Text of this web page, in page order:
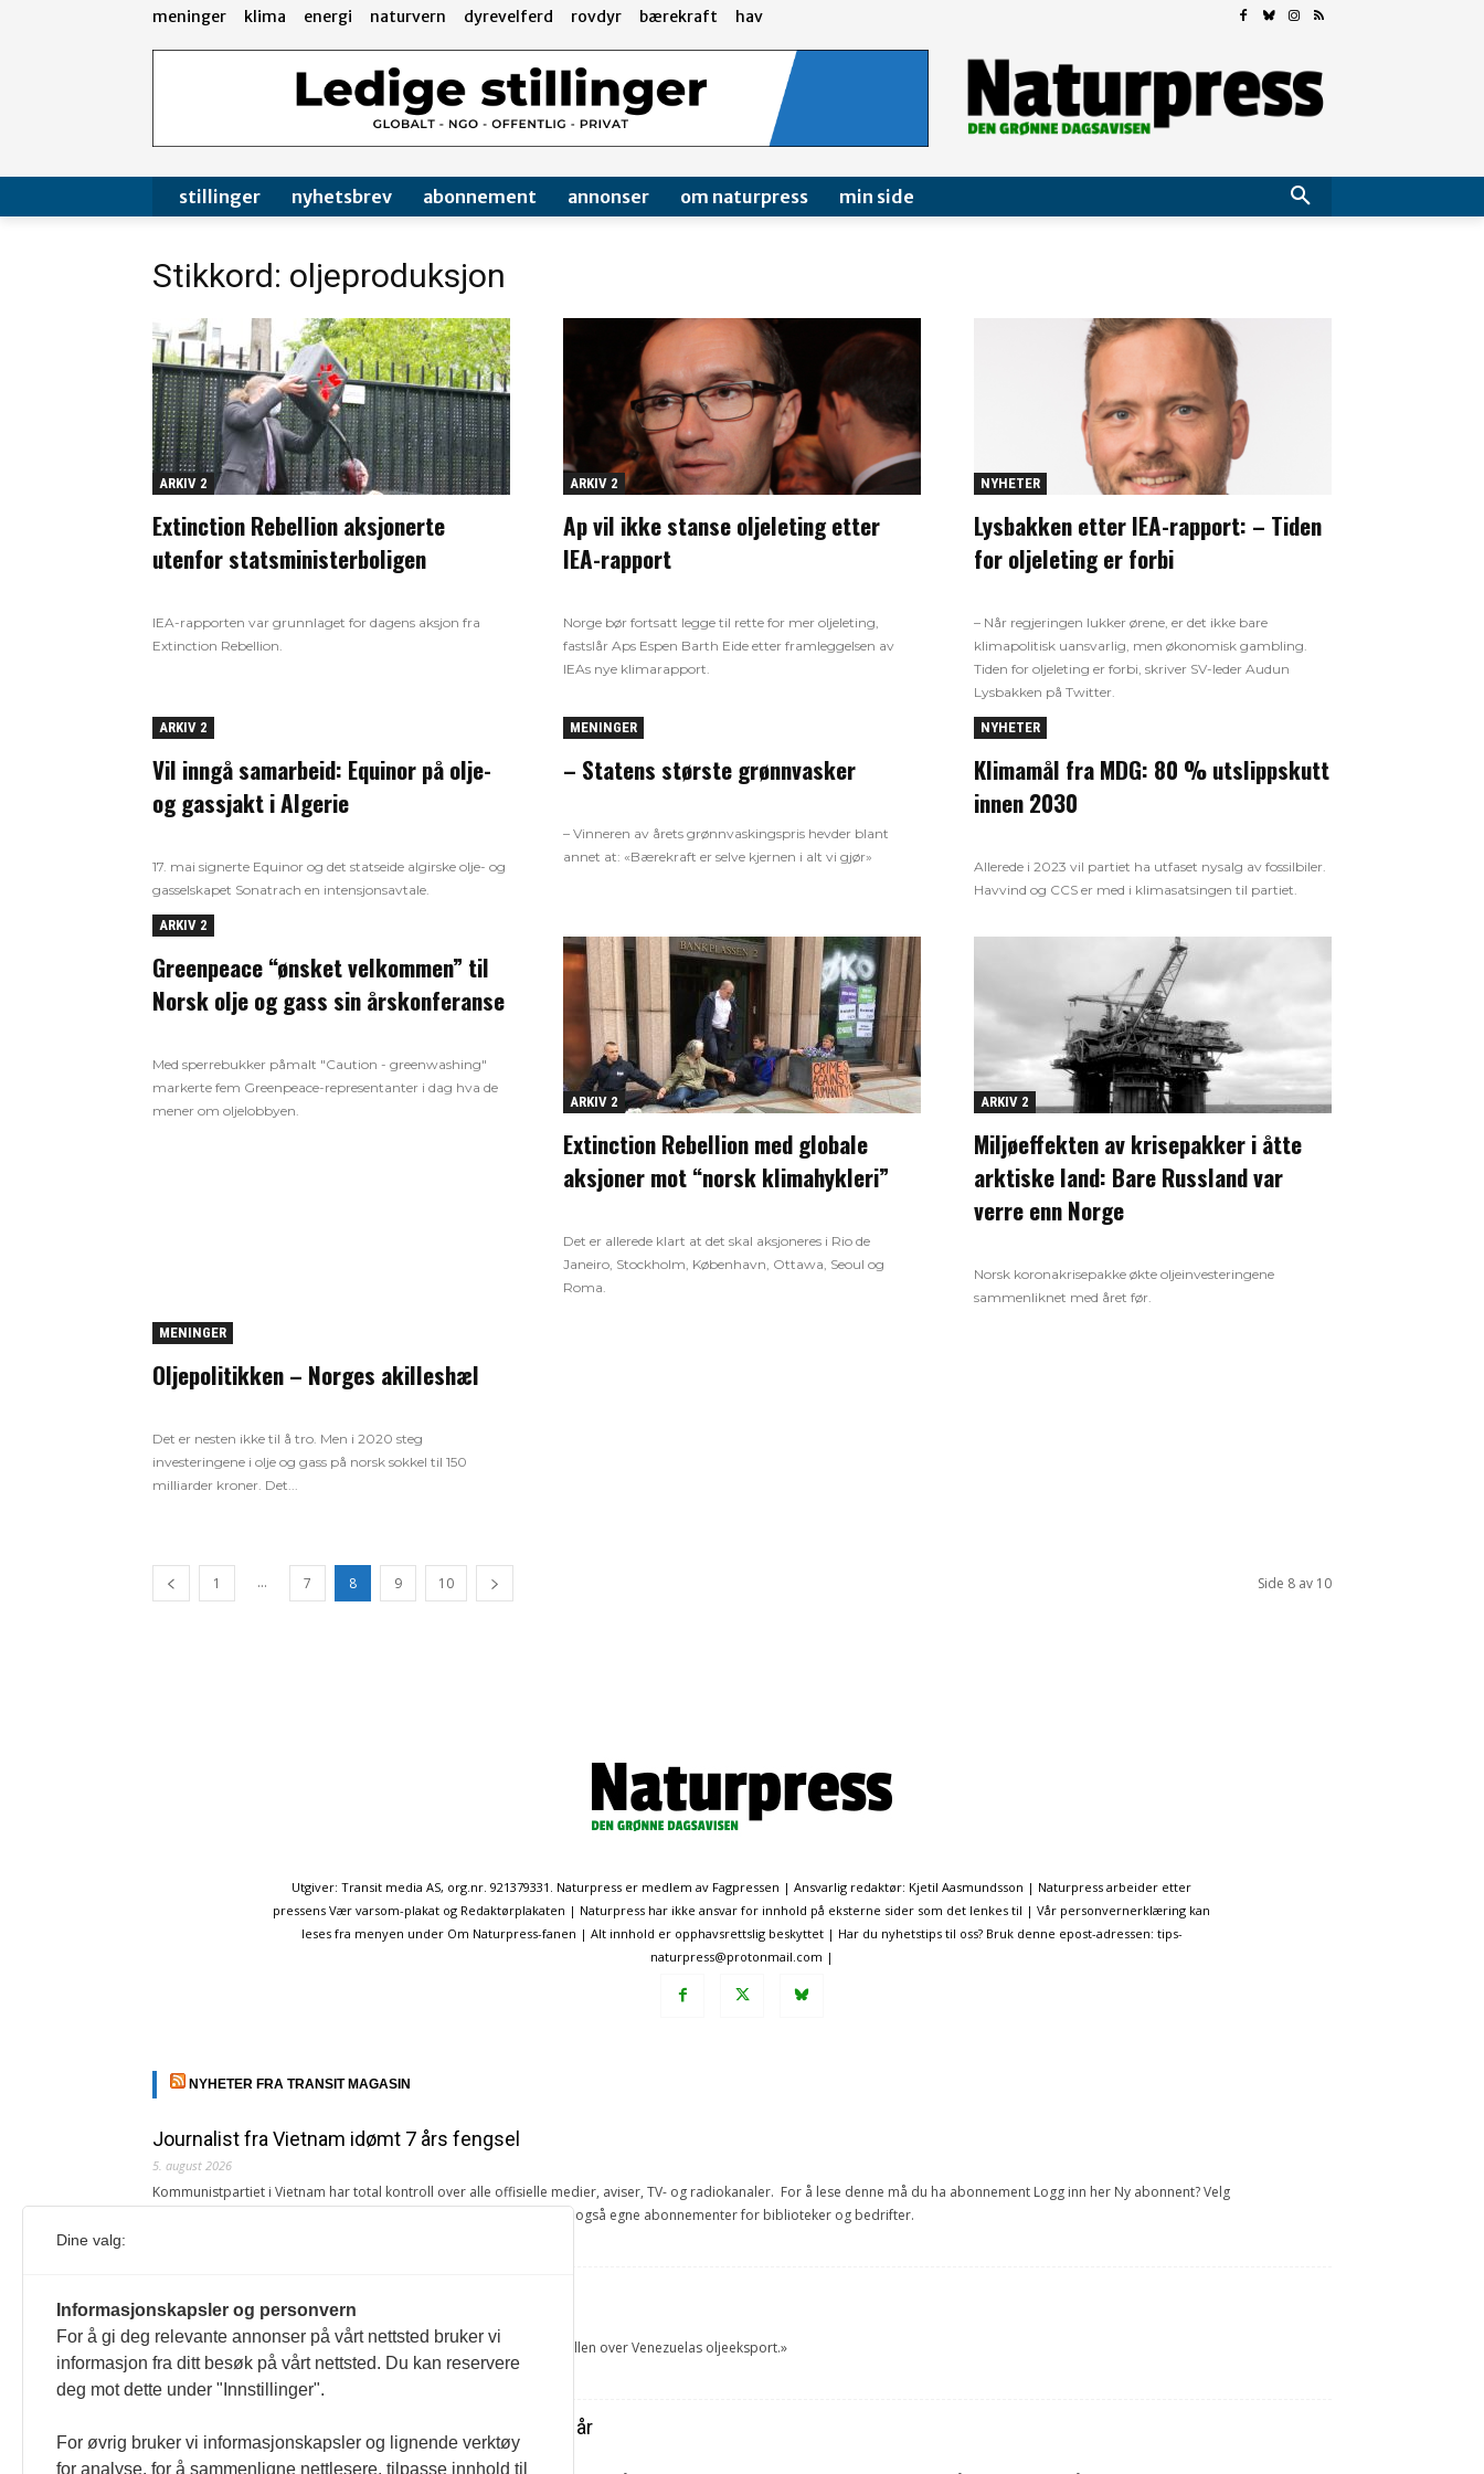
meninger klima energi naturvern dyrevelferd rovdyr bærekraft hav
stillinger nyhetsbrev abonnement annonser om naturpress min side
Stikkord: oljeproduksjon
ARKIV 2
Extinction Rebellion aksjonerte
utenfor statsministerboligen
IEA-rapporten var grunnlaget for dagens aksjon fra
Extinction Rebellion.
ARKIV 2
Ap vil ikke stanse oljeleting etter
IEA-rapport
Norge bør fortsatt legge til rette for mer oljeleting,
fastslår Aps Espen Barth Eide etter framleggelsen av
IEAs nye klimarapport.
NYHETER
Lysbakken etter IEA-rapport: – Tiden
for oljeleting er forbi
– Når regjeringen lukker ørene, er det ikke bare
klimapolitisk uansvarlig, men økonomisk gambling.
Tiden for oljeleting er forbi, skriver SV-leder Audun
Lysbakken på Twitter.
ARKIV 2
Vil inngå samarbeid: Equinor på olje-
og gassjakt i Algerie
17. mai signerte Equinor og det statseide algirske olje- og
gasselskapet Sonatrach en intensjonsavtale.
MENINGER
– Statens største grønnvasker
– Vinneren av årets grønnvaskingspris hevder blant
annet at: «Bærekraft er selve kjernen i alt vi gjør»
NYHETER
Klimamål fra MDG: 80 % utslippskutt
innen 2030
Allerede i 2023 vil partiet ha utfaset nysalg av fossilbiler.
Havvind og CCS er med i klimasatsingen til partiet.
ARKIV 2
Greenpeace “ønsket velkommen” til
Norsk olje og gass sin årskonferanse
Med sperrebukker påmalt "Caution - greenwashing"
markerte fem Greenpeace-representanter i dag hva de
mener om oljelobbyen.
ARKIV 2
Extinction Rebellion med globale
aksjoner mot “norsk klimahykleri”
Det er allerede klart at det skal aksjoneres i Rio de
Janeiro, Stockholm, København, Ottawa, Seoul og
Roma.
ARKIV 2
Miljøeffekten av krisepakker i åtte
arktiske land: Bare Russland var
verre enn Norge
Norsk koronakrisepakke økte oljeinvesteringene
sammenliknet med året før.
MENINGER
Oljepolitikken – Norges akilleshæl
Det er nesten ikke til å tro. Men i 2020 steg
investeringene i olje og gass på norsk sokkel til 150
milliarder kroner. Det...
1 ... 7 8 9 10 Side 8 av 10
Utgiver: Transit media AS, org.nr. 921379331. Naturpress er medlem av Fagpressen | Ansvarlig redaktør: Kjetil Aasmundsson | Naturpress arbeider etter
pressens Vær varsom-plakat og Redaktørplakaten | Naturpress har ikke ansvar for innhold på eksterne sider som det lenkes til | Vår personvernerklæring kan
leses fra menyen under Om Naturpress-fanen | Alt innhold er opphavsrettslig beskyttet | Har du nyhetstips til oss? Bruk denne epost-adressen: tips-
naturpress@protonmail.com |
NYHETER FRA TRANSIT MAGASIN
Journalist fra Vietnam idømt 7 års fengsel
5. august 2026
Kommunistpartiet i Vietnam har total kontroll over alle offisielle medier, aviser, TV- og radiokanaler. For å lese denne må du ha abonnement Logg inn her Ny abonnent? Velg
Årsabonnement, Månedsabonnement eller 24-timers tilgang. Vi har også egne abonnementer for biblioteker og bedrifter.
4. august 2026
« Etter at Maduro ble tatt til fange i januar 2026, overtok USA kontrollen over Venezuelas oljeeksport.»
Sonia Zapata, jurist
117,8 millioner er på flukt, en nedgang fra forrige år
1. august 2026
Dine valg:
Informasjonskapsler og personvern
For å gi deg relevante annonser på vårt nettsted bruker vi
informasjon fra ditt besøk på vårt nettsted. Du kan reservere
deg mot dette under "Innstillinger".
For øvrig bruker vi informasjonskapsler og lignende verktøy
for analyse, for å sammenligne nettlesere, tilpasse innhold til